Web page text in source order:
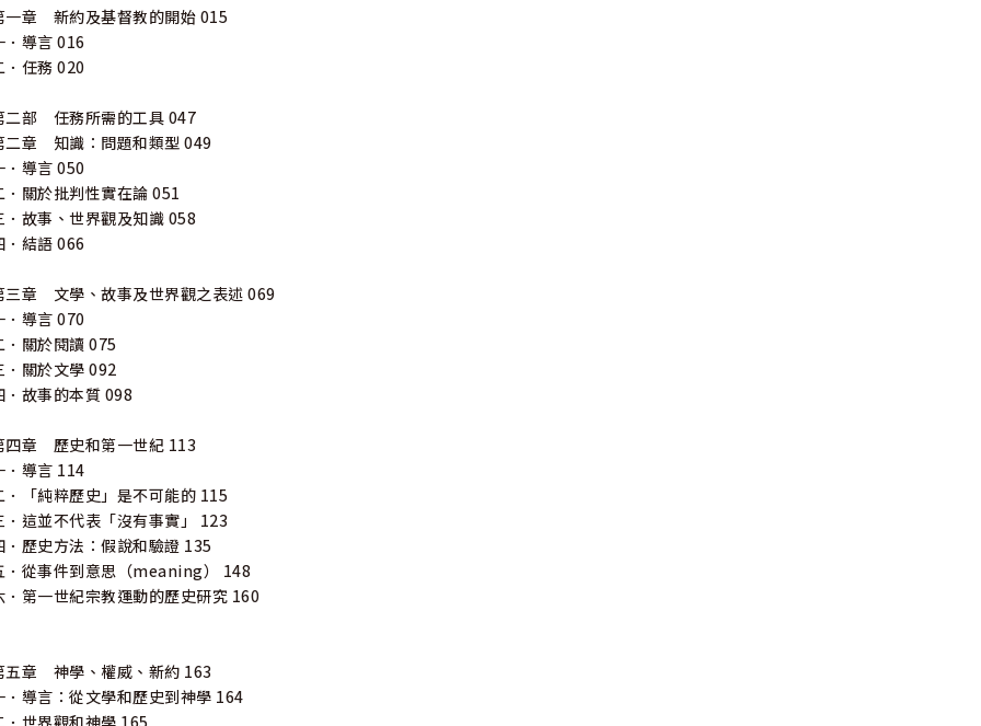
一章 新約及基督教的開始 015
．導言 016
．任務 020
二部 任務所需的工具 047
二章 知識：問題和類型 049
．導言 050
．關於批判性實在論 051
．故事、世界觀及知識 058
．結語 066
三章 文學、故事及世界觀之表述 069
．導言 070
．關於閱讀 075
．關於文學 092
．故事的本質 098
四章 歷史和第一世紀 113
．導言 114
．「純粹歷史」是不可能的 115
．這並不代表「沒有事實」 123
．歷史方法：假說和驗證 135
．從事件到意思（meaning） 148
．第一世紀宗教運動的歷史研究 160
五章 神學、權威、新約 163
．導言：從文學和歷史到神學 164
．世界觀和神學 165